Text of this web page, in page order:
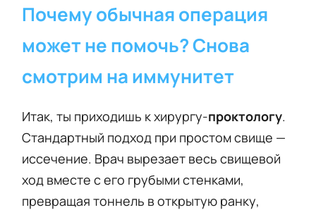
Почему обычная операция
может не помочь? Снова
смотрим на иммунитет
Итак, ты приходишь к хирургу-проктологу.
Стандартный подход при простом свище —
иссечение. Врач вырезает весь свищевой
ход вместе с его грубыми стенками,
превращая тоннель в открытую ранку,